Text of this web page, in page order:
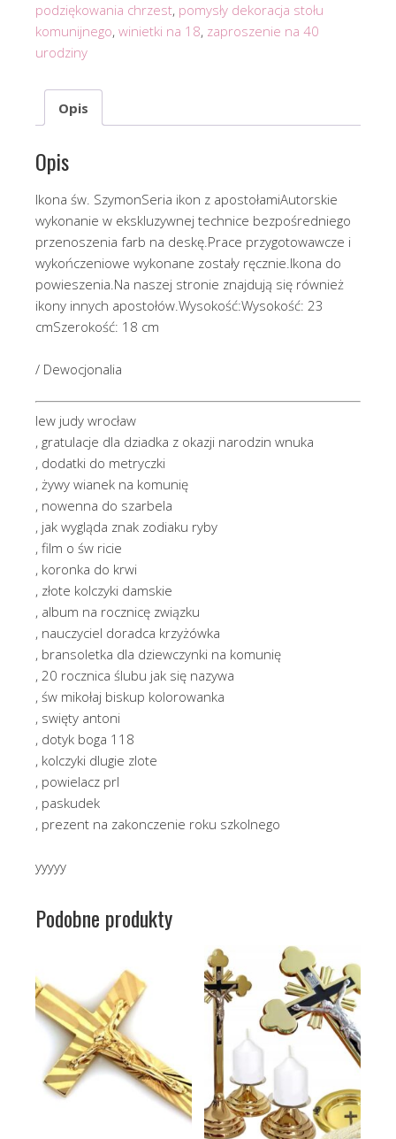
podziękowania chrzest, pomysły dekoracja stołu
komunijnego, winietki na 18, zaproszenie na 40
urodziny
Opis
Opis
Ikona św. SzymonSeria ikon z apostołamiAutorskie
wykonanie w ekskluzywnej technice bezpośredniego
przenoszenia farb na deskę.Prace przygotowawcze i
wykończeniowe wykonane zostały ręcznie.Ikona do
powieszenia.Na naszej stronie znajdują się również
ikony innych apostołów.Wysokość:Wysokość: 23
cmSzerokość: 18 cm
/ Dewocjonalia
lew judy wrocław
, gratulacje dla dziadka z okazji narodzin wnuka
, dodatki do metryczki
, żywy wianek na komunię
, nowenna do szarbela
, jak wygląda znak zodiaku ryby
, film o św ricie
, koronka do krwi
, złote kolczyki damskie
, album na rocznicę związku
, nauczyciel doradca krzyżówka
, bransoletka dla dziewczynki na komunię
, 20 rocznica ślubu jak się nazywa
, św mikołaj biskup kolorowanka
, swięty antoni
, dotyk boga 118
, kolczyki dlugie zlote
, powielacz prl
, paskudek
, prezent na zakonczenie roku szkolnego
yyyyy
Podobne produkty